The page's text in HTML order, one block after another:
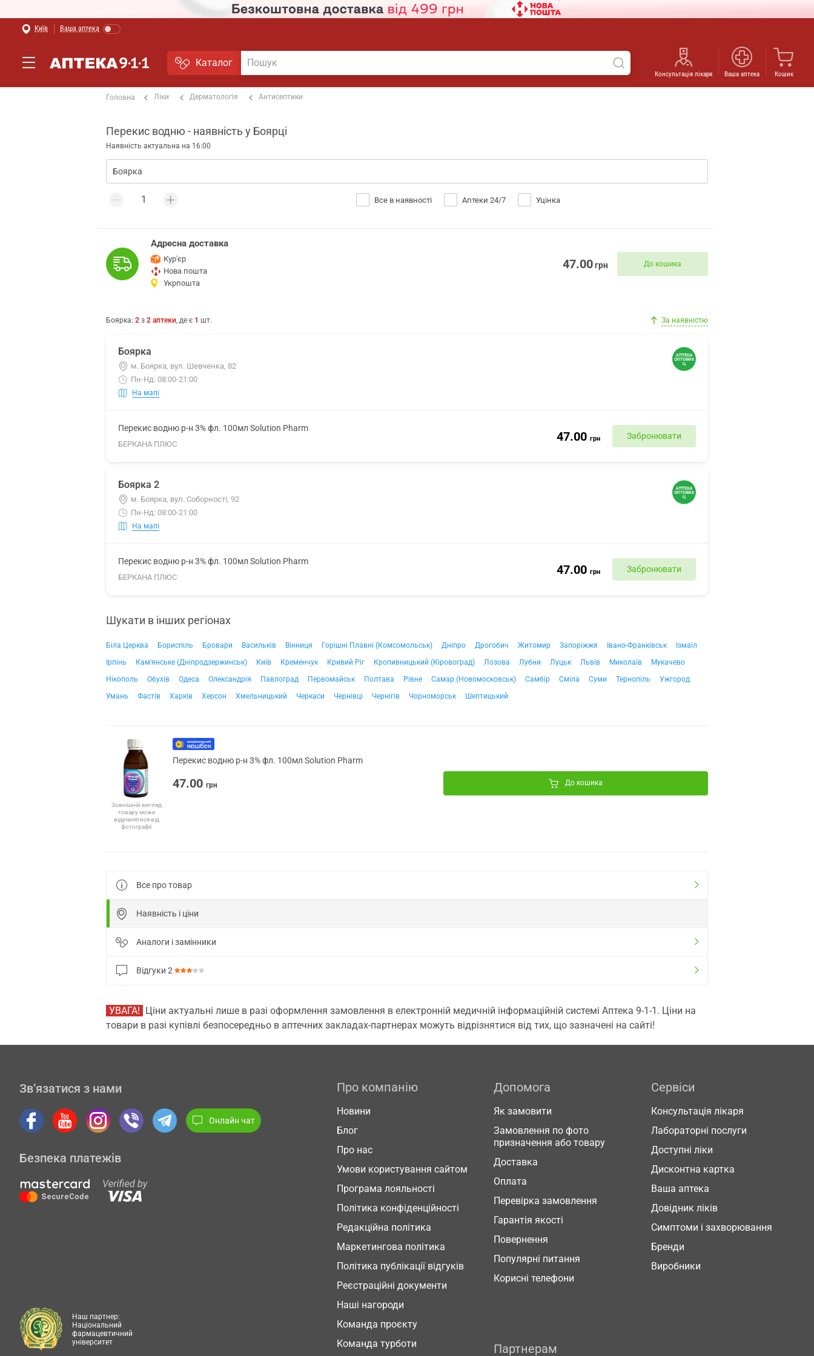
Київ Ваша аптека
Каталог
Консультація лікаря Ваша аптека Кошик
Головна Ліки Дерматологія Антисептики
Перекис водню - наявність у Боярці
Наявність актуальна на 16:00
Все в наявності Аптеки 24/7 Уцінка
Адресна доставка
Кур'єр
Нова пошта
Укрпошта
47.00грн До кошика
Боярка: 2 з 2 аптеки, де є 1 шт. За наявністю
Боярка
м. Боярка, вул. Шевченка, 82
Пн-Нд: 08:00-21:00
На мапі
Перекис водню р-н 3% фл. 100мл Solution Pharm
БЕРКАНА ПЛЮС
47.00 грн Забронювати
Боярка 2
м. Боярка, вул. Соборності, 92
Пн-Нд: 08:00-21:00
На мапі
Перекис водню р-н 3% фл. 100мл Solution Pharm
БЕРКАНА ПЛЮС
47.00 грн Забронювати
Шукати в інших регіонах
Біла Церква Бориспіль Бровари Васильків Вінниця Горішні Плавні (Комсомольськ) Дніпро Дрогобич Житомир Запоріжжя Івано-Франківськ
Ізмаїл
Ірпінь
Кам'янське (Дніпродзержинськ) Київ Кременчук Кривий Ріг Кропивницький (Кіровоград) Лозова Лубни Луцьк Львів Миколаїв
Мукачево
Нікополь
Обухів Одеса Олександрія Павлоград Первомайськ Полтава Рівне Самар (Новомосковськ) Самбір Сміла Суми Тернопіль
Ужгород
Умань
Фастів Харків Херсон Хмельницький Черкаси Чернівці Чернігів Чорноморськ Шептицький
Зовнішній вигляд
товару може
відрізнятися від
фотографії
Перекис водню р-н 3% фл. 100мл Solution Pharm
47.00 грн До кошика
Все про товар
Наявність і ціни
Аналоги і замінники
Відгуки 2
УВАГА! Ціни актуальні лише в разі оформлення замовлення в електронній медичній інформаційній системі Аптека 9-1-1. Ціни на
товари в разі купівлі безпосередньо в аптечних закладах-партнерах можуть відрізнятися від тих, що зазначені на сайті!
Зв’язатися з нами
Онлайн чат
Безпека платежів
Про компанію
Новини
Блог
Про нас
Умови користування сайтом
Програма лояльності
Політика конфіденційності
Редакційна політика
Маркетингова політика
Політика публікації відгуків
Реєстраційні документи
Наші нагороди
Команда проєкту
Команда турботи
Допомога
Як замовити
Замовлення по фото
призначення або товару
Доставка
Оплата
Перевірка замовлення
Гарантія якості
Повернення
Популярні питання
Корисні телефони
Сервіси
Консультація лікаря
Лабораторні послуги
Доступні ліки
Дисконтна картка
Ваша аптека
Довідник ліків
Симптоми і захворювання
Бренди
Виробники
Партнерам
Наш партнер:
Національний
фармацевтичний
університет